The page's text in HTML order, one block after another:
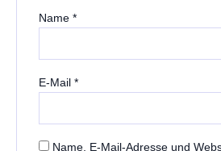
Name *
E-Mail *
Name, E-Mail-Adresse und